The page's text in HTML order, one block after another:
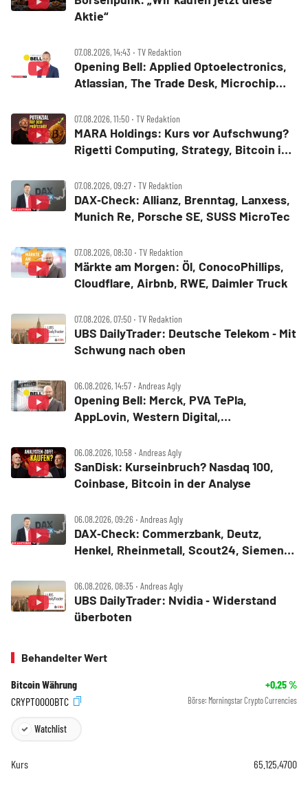
Aktie“
07.08.2026, 14:43 ‧ TV Redaktion
Opening Bell: Applied Optoelectronics,
Atlassian, The Trade Desk, Microchip
Digital
07.08.2026, 11:50 ‧ TV Redaktion
MARA Holdings: Kurs vor Aufschwung?
Rigetti Computing, Strategy, Bitcoin in
07.08.2026, 09:27 ‧ TV Redaktion
DAX‑Check: Allianz, Brenntag, Lanxess,
Munich Re, Porsche SE, SUSS MicroTec
07.08.2026, 08:30 ‧ TV Redaktion
Märkte am Morgen: Öl, ConocoPhillips,
Cloudflare, Airbnb, RWE, Daimler Truck
07.08.2026, 07:50 ‧ TV Redaktion
UBS DailyTrader: Deutsche Telekom ‑ Mit
Schwung nach oben
06.08.2026, 14:57 ‧ Andreas Agly
Opening Bell: Merck, PVA TePla,
AppLovin, Western Digital,
06.08.2026, 10:58 ‧ Andreas Agly
SanDisk: Kurseinbruch? Nasdaq 100,
Coinbase, Bitcoin in der Analyse
06.08.2026, 09:26 ‧ Andreas Agly
DAX‑Check: Commerzbank, Deutz,
Henkel, Rheinmetall, Scout24, Siemens,
06.08.2026, 08:35 ‧ Andreas Agly
UBS DailyTrader: Nvidia ‑ Widerstand
überboten
Behandelter Wert
Bitcoin Währung +0,25%
CRYPT0000BTC
Börse: Morningstar Crypto Currencies
Watchlist
Kurs 65.125,4700